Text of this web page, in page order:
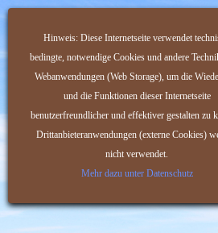
Hinweis: Diese Internetseite verwendet
bedingte, notwendige Cookies und andere
Webanwendungen (Web Storage), um die
und die Funktionen dieser Internetseite
benutzerfreundlicher und effektiver gestalten zu
Drittanbieteranwendungen (externe Cookies)
nicht verwendet.
Mehr dazu unter Datenschutz